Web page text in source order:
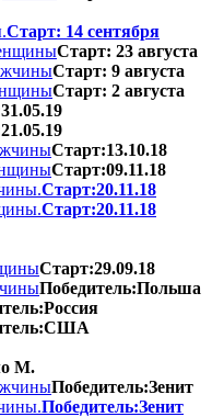
Старт: 14 сентября
Старт: 23 августа
Старт: 9 августа
Старт: 2 августа
Старт:13.10.18
Старт:09.11.18
Старт:20.11.18
Старт:20.11.18
Старт:29.09.18
Победитель:Польша
М.
Победитель:Зенит
Победитель:Зенит